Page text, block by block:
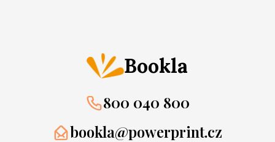
Bookla
800 040 800
bookla@powerprint.cz